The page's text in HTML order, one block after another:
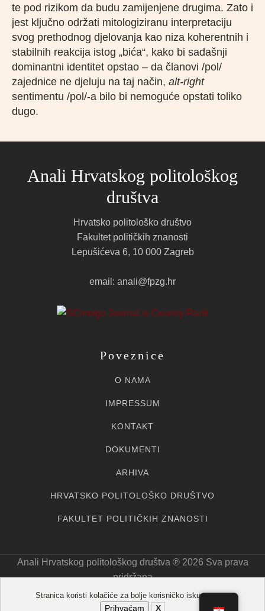
te pod rizikom da budu zamijenjene drugima. Zato i
jest ključno održati mitologiziranu interpretaciju
svog prethodnog djelovanja kao niza koherentnih i
stabilnih reakcija istog „bića“, kako bi sadašnji
dominantni identitet opstao – da članovi /pol/
zajednice ne djeluju na taj način, alt-right
sentimentu /pol/-a bilo bi nemoguće opstati toliko
dugo.
Anali Hrvatskog politološkog
društva
Hrvatsko politološko društvo
Fakultet političkih znanosti
Lepušićeva 6, 10 000 Zagreb
email: anali@fpzg.hr
Poveznice
O NAMA
IMPRESSUM
KONTAKT
DOKUMENTI
ARHIVA
HRVATSKO POLITOLOŠKO DRUŠTVO
FAKULTET POLITIČKIH ZNANOSTI
Anali Hrvatskog politološkog društva ℗ 2026 Sva prava
pridržana
Stranica koristi kolačiće za bolje korisničko iskustvo.
Prihvaćam X